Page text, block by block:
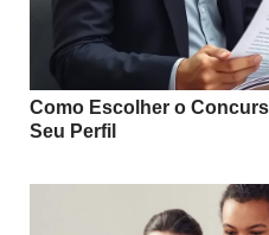
Como Escolher o
Seu Perfil